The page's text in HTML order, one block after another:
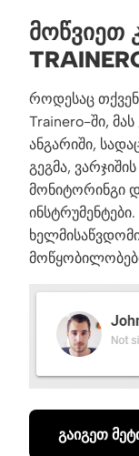
ᲛᲝᲬᲕᲘᲔᲗ
როდესაც
Trainero-ში,
ანგარიში,
გეგმა,
მონიტორინგი
გაიგეთ